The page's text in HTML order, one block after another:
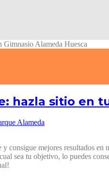
hazla sitio en
Alameda
y consigue mejores resultados en
sea tu objetivo, lo puedes